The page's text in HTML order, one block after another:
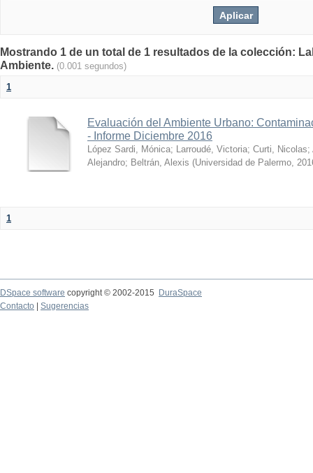
Mostrando 1 de un total de 1 resultados de la colección:
Ambiente. (0.001 segundos)
1
Evaluación del Ambiente Urbano:
- Informe Diciembre 2016
López Sardi, Mónica; Larroudé, Victoria; Curti, Nicolas;
Alejandro; Beltrán, Alexis (Universidad de Palermo,
1
DSpace software copyright © 2002-2015
DuraSpace
Contacto
Sugerencias